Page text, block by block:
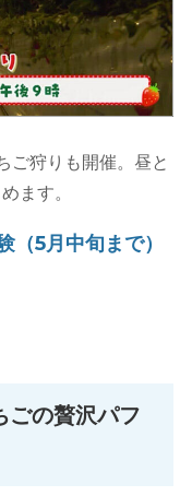
ご狩りも開催。昼と
ます。
5月中旬まで）
ごの贅沢パフ